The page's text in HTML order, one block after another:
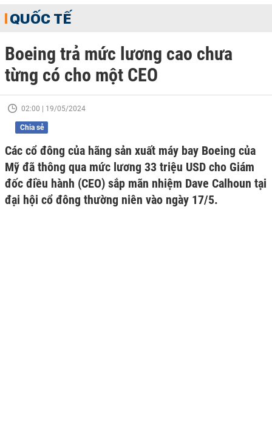
QUỐC TẾ
Boeing trả mức lương cao chưa
từng có cho một CEO
02:00 | 19/05/2024
Chia sẻ
Các cổ đông của hãng sản xuất máy bay Boeing của
Mỹ đã thông qua mức lương 33 triệu USD cho Giám
đốc điều hành (CEO) sắp mãn nhiệm Dave Calhoun tại
đại hội cổ đông thường niên vào ngày 17/5.